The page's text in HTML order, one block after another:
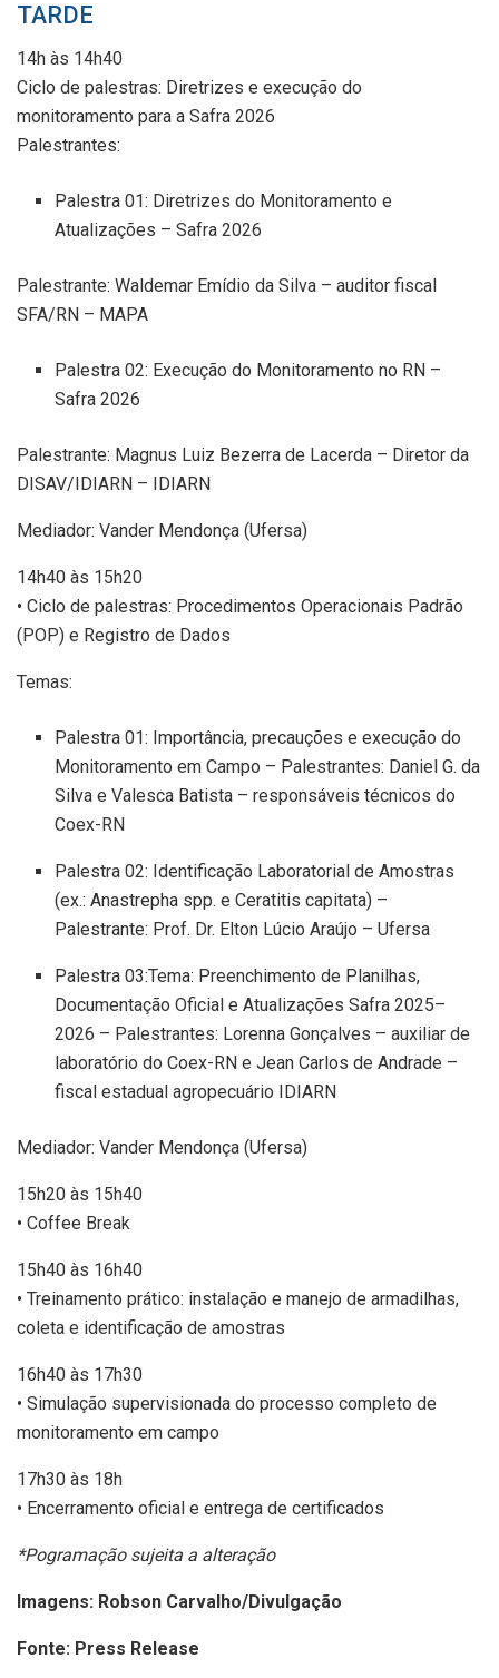
TARDE
14h às 14h40
Ciclo de palestras: Diretrizes e execução do
monitoramento para a Safra 2026
Palestrantes:
Palestra 01: Diretrizes do Monitoramento e
Atualizações – Safra 2026
Palestrante: Waldemar Emídio da Silva – auditor fiscal
SFA/RN – MAPA
Palestra 02: Execução do Monitoramento no RN –
Safra 2026
Palestrante: Magnus Luiz Bezerra de Lacerda – Diretor da
DISAV/IDIARN – IDIARN
Mediador: Vander Mendonça (Ufersa)
14h40 às 15h20
• Ciclo de palestras: Procedimentos Operacionais Padrão
(POP) e Registro de Dados
Temas:
Palestra 01: Importância, precauções e execução do
Monitoramento em Campo – Palestrantes: Daniel G. da
Silva e Valesca Batista – responsáveis técnicos do
Coex-RN
Palestra 02: Identificação Laboratorial de Amostras
(ex.: Anastrepha spp. e Ceratitis capitata) –
Palestrante: Prof. Dr. Elton Lúcio Araújo – Ufersa
Palestra 03:Tema: Preenchimento de Planilhas,
Documentação Oficial e Atualizações Safra 2025–
2026 – Palestrantes: Lorenna Gonçalves – auxiliar de
laboratório do Coex-RN e Jean Carlos de Andrade –
fiscal estadual agropecuário IDIARN
Mediador: Vander Mendonça (Ufersa)
15h20 às 15h40
• Coffee Break
15h40 às 16h40
• Treinamento prático: instalação e manejo de armadilhas,
coleta e identificação de amostras
16h40 às 17h30
• Simulação supervisionada do processo completo de
monitoramento em campo
17h30 às 18h
• Encerramento oficial e entrega de certificados
*Pogramação sujeita a alteração
Imagens: Robson Carvalho/Divulgação
Fonte: Press Release